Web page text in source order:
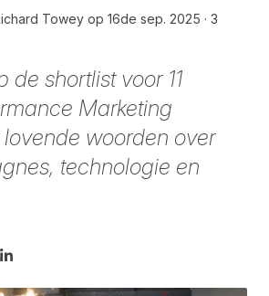
Towey op 16de sep. 2025
3
de shortlist voor11
Marketing
woorden over
technologie en
Twitter
op Facebook
Delen op LinkedIn